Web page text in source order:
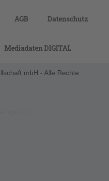
AGB Datenschutz
Mediadaten DIGITAL
mbH - Alle Rechte